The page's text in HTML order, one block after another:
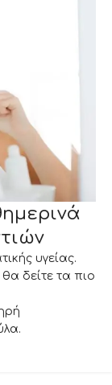
υγείας.
δείτε τα πιο